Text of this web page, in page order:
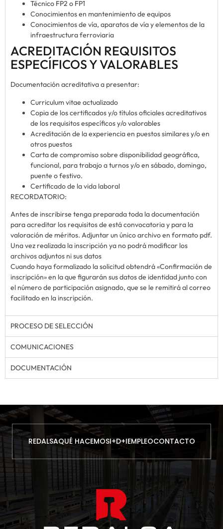
Técnico FP2 o FP1
Conocimientos en mantenimiento de equipos
Conocimientos de vía, aparatos de vía y elementos de la
infraestructura ferroviaria
ACREDITACIÓN REQUISITOS
ESPECÍFICOS Y VALORABLES
Documentación acreditativa a presentar:
Curriculum vitae actualizado
Copia de los certificados y/o títulos oficiales acreditativos
de los requisitos específicos y/o valorables
Acreditación de la experiencia en puestos similares y/o en
otros puestos
Carta de compromiso sobre disponibilidad geográfica,
funcional, para trabajo a turnos y/o en sábado, domingo,
puente o festivo.
Certificado de la vida laboral
RECORDATORIO:
Antes de inscribirse tenga preparada toda la documentación
para acreditar los requisitos de está convocatoria y para la
valoración de méritos. Adjuntar un único archivo en formato pdf.
Una vez realizada la inscripción ya no podrá modificar los
archivos adjuntos ni sus datos
Cuando haya formalizado la solicitud obtendrá «Confirmación de
inscripción» en la que figurarán sus datos de identidad junto con
el número de participación asignado, que se le remitirá al correo
facilitado en la inscripción.
PROCESO DE SELECCIÓN
COMUNICACIONES
DOCUMENTACIÓN
REDALSAQUÉ HACEMOSI+D+IEMPLEOCONTACTO